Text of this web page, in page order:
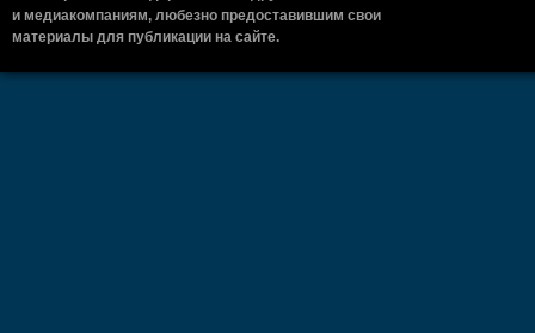
и медиакомпаниям, любезно предоставившим свои
материалы для публикации на сайте.